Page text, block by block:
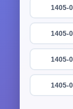
1405-
1405-
1405-
1405-